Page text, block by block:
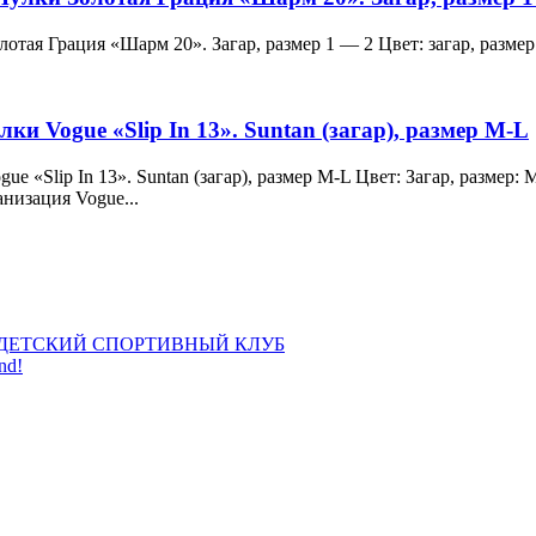
Грация «Шарм 20». Загар, размер 1 — 2 Цвет: загар,
Vogue «Slip In 13». Suntan (загар), размер M-L
«Slip In 13». Suntan (загар), размер M-L Цвет: Загар,
Vogue...
СПОРТИВНЫЙ КЛУБ